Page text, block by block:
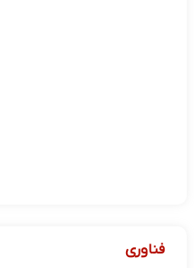
فناوری